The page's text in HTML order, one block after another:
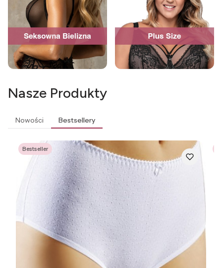
Nasze Produkty
Nowości Bestsellery
Bestseller